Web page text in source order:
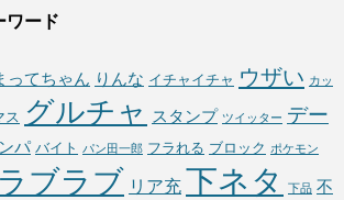
ワード
ってちゃん りんな イチャイチャ ウザい カッ
ス グルチャ スタンプ ツイッター デー
パ バイト パン田一郎 フラれる ブロック ポケモン
ラブラブ リア充 下ネタ 下品 不